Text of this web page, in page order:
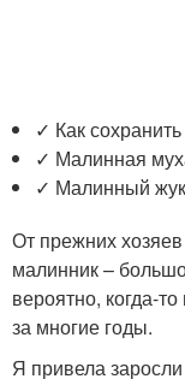
✓ Как
✓ Малинная
✓ Малинный жук
От прежних
малинник –
вероятно, когда-
за многие годы.
Я привела